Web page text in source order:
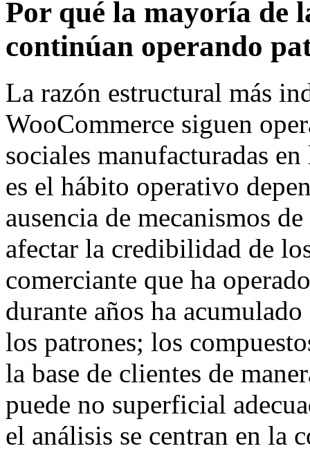
Por qué la mayoría de
continúan operando
La razón estructural más
WooCommerce siguen
sociales manufacturadas
es el hábito operativo
ausencia de mecanismos
afectar la credibilidad de
comerciante que ha
durante años ha
los patrones; los
la base de clientes de
puede no superficial
el análisis se centran en la